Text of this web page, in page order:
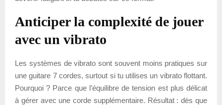
Anticiper la complexité de jouer
avec un vibrato
Les systèmes de vibrato sont souvent moins pratiques sur
une guitare 7 cordes, surtout si tu utilises un vibrato flottant.
Pourquoi ? Parce que l’équilibre de tension est plus délicat
à gérer avec une corde supplémentaire. Résultat : dès que